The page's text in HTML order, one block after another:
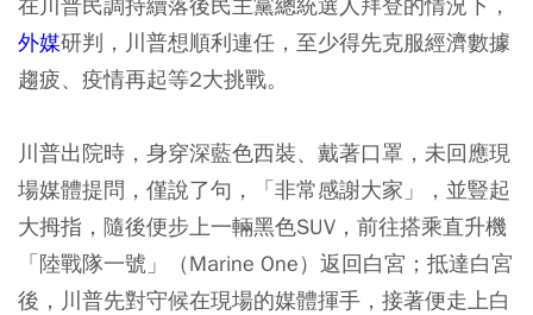
外媒研判，川普想順利連任，至少得先克服經濟數據
趨疲、疫情再起等2大挑戰。
川普出院時，身穿深藍色西裝、戴著口罩，未回應現
場媒體提問，僅說了句，「非常感謝大家」，並豎起
大拇指，隨後便步上一輛黑色SUV，前往搭乘直升機
「陸戰隊一號」（Marine One）返回白宮；抵達白宮
後，川普先對守候在現場的媒體揮手，接著便走上白